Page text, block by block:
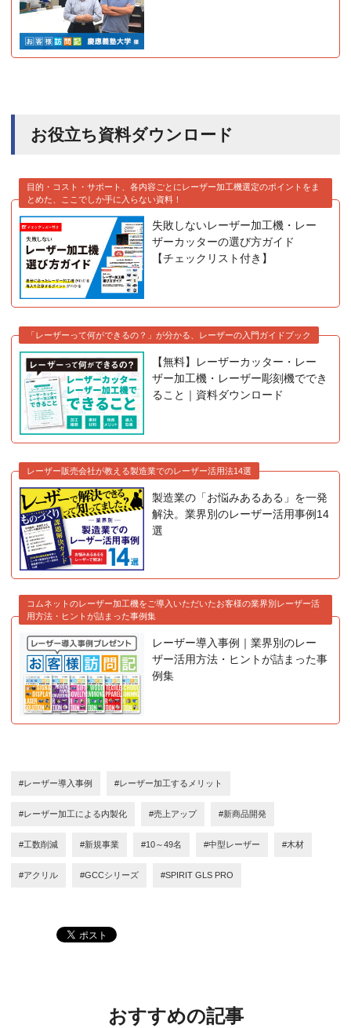
お役立ち資料ダウンロード
目的・コスト・サポート、各内容ごとにレーザー加工機選定のポイントをま
とめた、ここでしか手に入らない資料！
失敗しないレーザー加工機・レー
ザーカッターの選び方ガイド
【チェックリスト付き】
「レーザーって何ができるの？」が分かる、レーザーの入門ガイドブック
【無料】レーザーカッター・レー
ザー加工機・レーザー彫刻機ででき
ること｜資料ダウンロード
レーザー販売会社が教える製造業でのレーザー活用法14選
製造業の「お悩みあるある」を一発
解決。業界別のレーザー活用事例14
選
コムネットのレーザー加工機をご導入いただいたお客様の業界別レーザー活
用方法・ヒントが詰まった事例集
レーザー導入事例｜業界別のレー
ザー活用方法・ヒントが詰まった事
例集
#レーザー導入事例 #レーザー加工するメリット
#レーザー加工による内製化 #売上アップ #新商品開発
#工数削減 #新規事業 #10～49名 #中型レーザー #木材
#アクリル #GCCシリーズ #SPIRIT GLS PRO
おすすめの記事